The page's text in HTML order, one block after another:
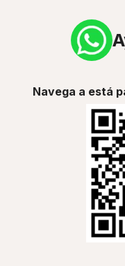
Navega a está